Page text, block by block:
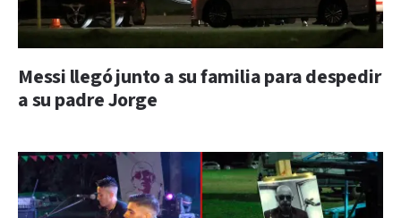
Messi llegó junto a su familia para despedir
a su padre Jorge